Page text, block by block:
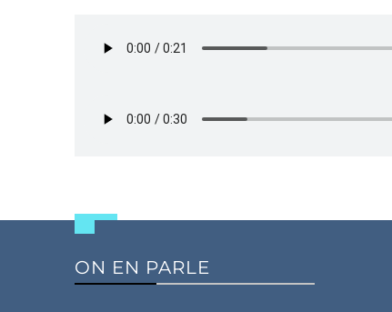
ON EN PARLE